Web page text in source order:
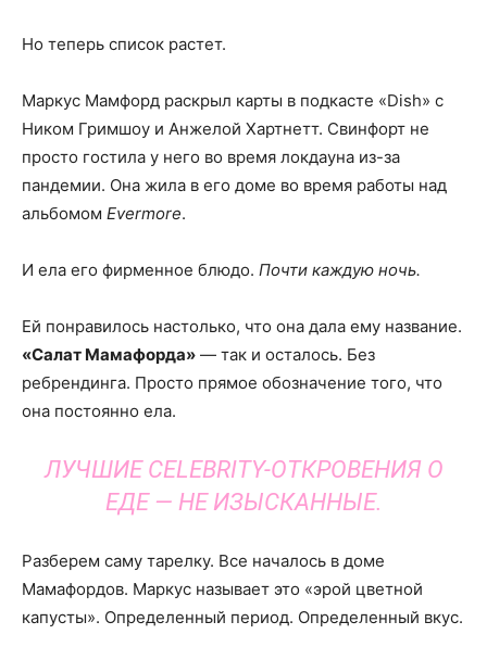
Но теперь список растет.
Маркус Мамфорд раскрыл карты в подкасте «Dish» с
Ником Гримшоу и Анжелой Хартнетт. Свинфорт не
просто гостила у него во время локдауна из-за
пандемии. Она жила в его доме во время работы над
альбомом Evermore.
И ела его фирменное блюдо. Почти каждую ночь.
Ей понравилось настолько, что она дала ему название.
«Салат Мамафорда» — так и осталось. Без
ребрендинга. Просто прямое обозначение того, что
она постоянно ела.
ЛУЧШИЕ CELEBRITY-ОТКРОВЕНИЯ О
ЕДЕ — НЕ ИЗЫСКАННЫЕ.
Разберем саму тарелку. Все началось в доме
Мамафордов. Маркус называет это «эрой цветной
капусты». Определенный период. Определенный вкус.